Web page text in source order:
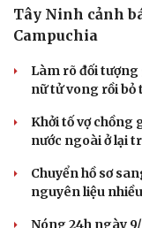
Bê bối thi THPT
sinh thi thật,
Bộ Công an đề
thực hiện hành vi
Vụ án điểm 10
được xem xét
Đề xuất các